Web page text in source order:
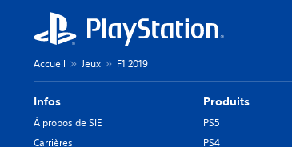
Accueil Jeux F1 2019
Infos
À propos de SIE
Carrières
Produits
PS5
PS4